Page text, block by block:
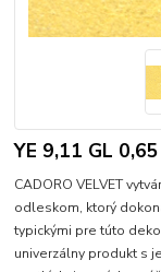
YE 9,11 GL
CADORO VELVET
odleskom, ktorý
typickými pre túto
univerzálny produkt s